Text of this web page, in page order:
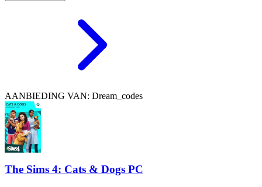
AANBIEDING VAN: Dream_codes
The Sims 4: Cats & Dogs PC